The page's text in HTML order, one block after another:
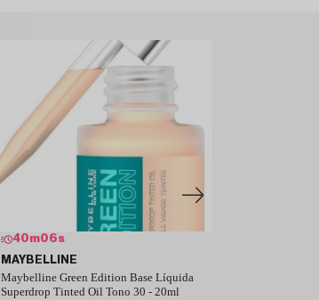
40m05s
MAYBELLINE
Maybelline Green Edition Base Líquida
Superdrop Tinted Oil Tono 30 - 20ml